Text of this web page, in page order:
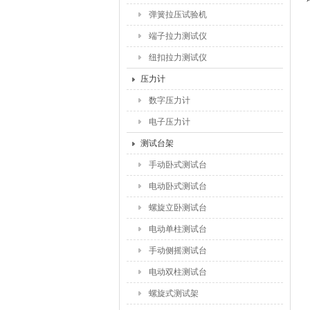
弹簧拉压试验机
端子拉力测试仪
纽扣拉力测试仪
压力计
数字压力计
电子压力计
测试台架
手动卧式测试台
电动卧式测试台
螺旋立卧测试台
电动单柱测试台
手动侧摇测试台
电动双柱测试台
螺旋式测试架